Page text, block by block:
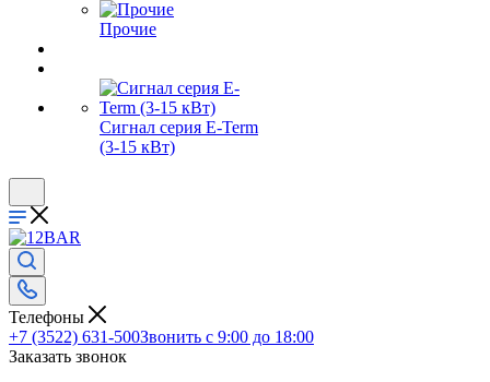
Прочие
Сигнал серия E-Term
(3-15 кВт)
Телефоны
+7 (3522) 631-500Звонить с 9:00 до 18:00
Заказать звонок